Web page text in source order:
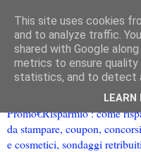
Promo€Risparmio : come
da stampare, coupon,
e cosmetici, sondaggi
This site uses cookies
and to analyze traffic.
shared with Google
metrics to ensure
statistics, and to detect
LEARN